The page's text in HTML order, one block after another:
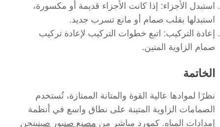
استبدل الأجزاء: إذا كانت الأجزاء قديمة أو مكسورة،
استبدلها بقلب صمام أو مانع تسرب جديد.
إعادة التركيب: اتبع خطوات التركيب لإعادة تركيب
صمام الزاوية المتين.
الخاتمة
نظرًا لموادها عالية القوة والمتانة الممتازة، تُستخدم
الصمامات الزاوية المتينة على نطاق واسع في أنظمة
إمدادات المياه. كمورد مباشر من مصنع صنبور صينينحن